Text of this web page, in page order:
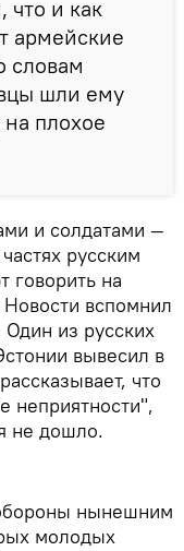
что и как
армейские
словам
шли ему
плохое
и солдатами —
русским
говорить на
вспомнил
из русских
вывесил в
что
неприятности",
не дошло.
нынешним
молодых